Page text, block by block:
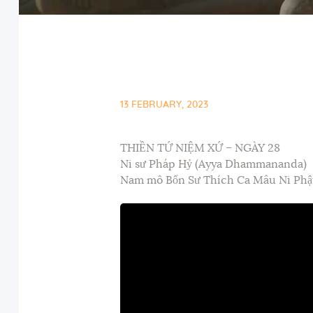
13 FEBRUARY, 2023
THIỀN TỨ NIỆM XỨ – NGÀY 28
Ni sư Pháp Hỷ (Ayya Dhammananda)
Nam mô Bổn Sư Thích Ca Mâu Ni